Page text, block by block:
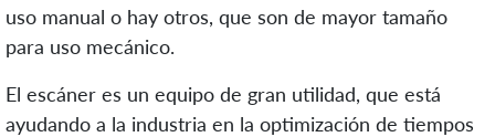
uso manual o hay otros, que son de mayor tamaño
para uso mecánico.
El escáner es un equipo de gran utilidad, que está
ayudando a la industria en la optimización de tiempos